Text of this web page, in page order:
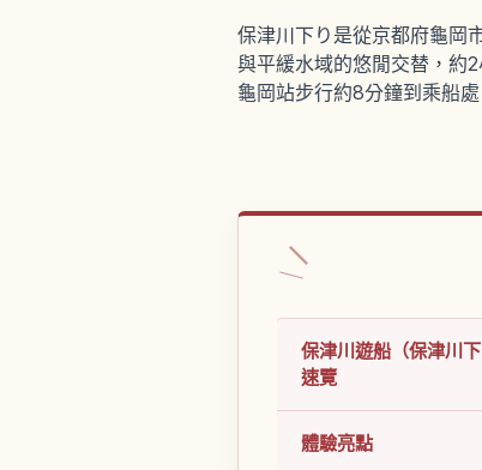
保津川下り是從京都府龜岡
與平緩水域的悠閒交替，約
龜岡站步行約8分鐘到乘船處
保津川遊船（保津川
速覽
體驗亮點